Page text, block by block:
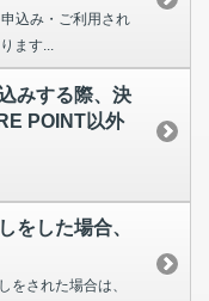
込み・ご利用され
ます...
みする際、決
POINT以外
をした場合、
をされた場合は、